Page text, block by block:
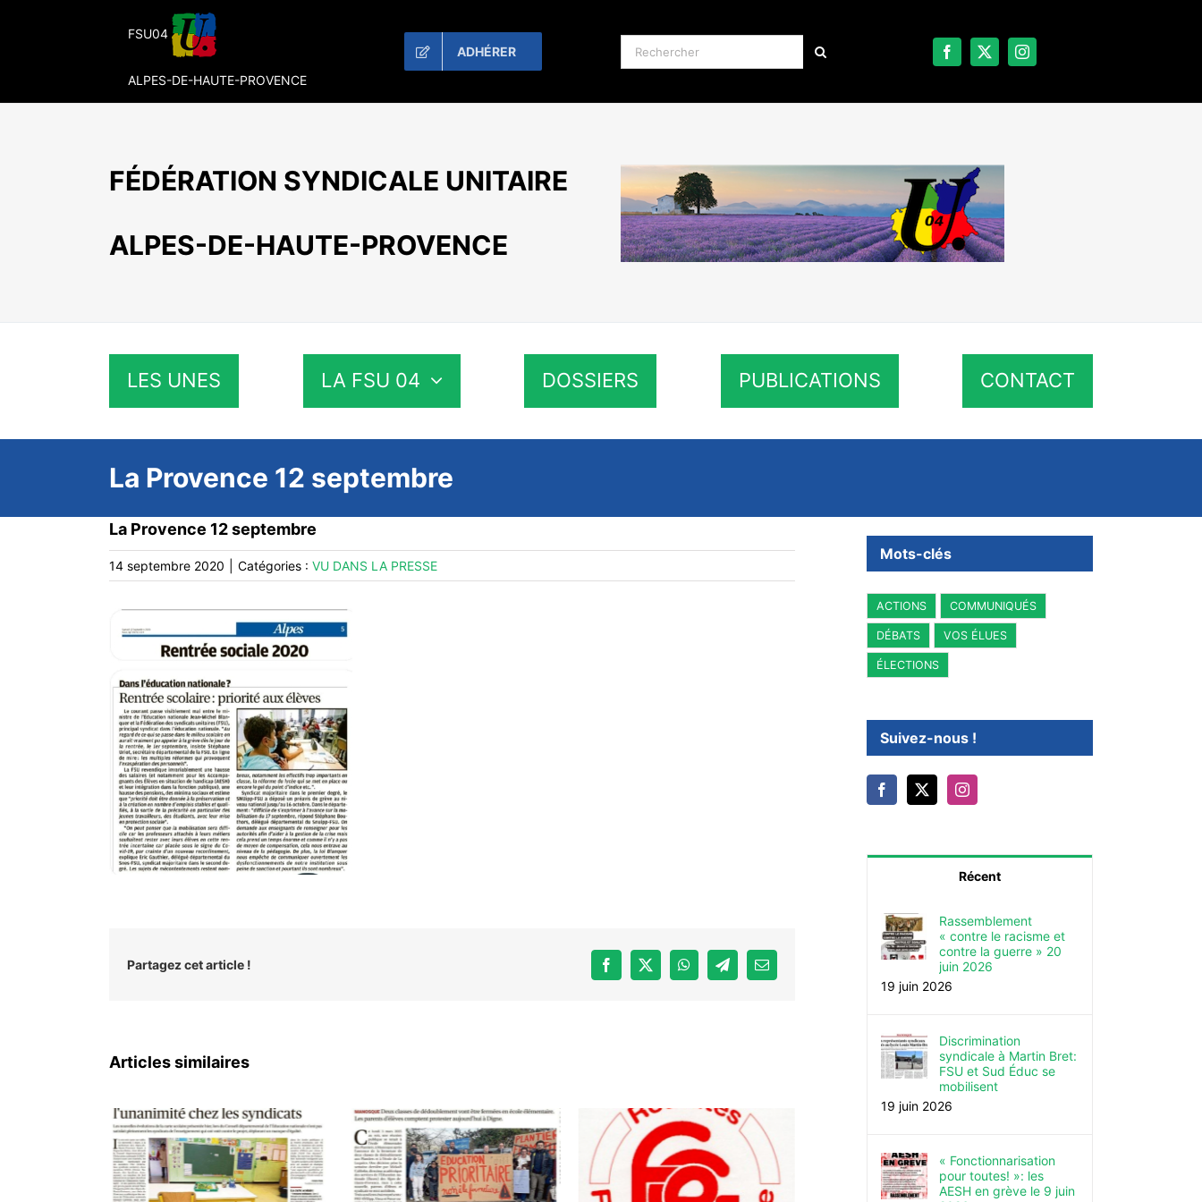
FSU04
ALPES-DE-HAUTE-PROVENCE
ADHÉRER Rechercher:
FÉDÉRATION SYNDICALE UNITAIRE
ALPES-DE-HAUTE-PROVENCE
LES UNES LA FSU 04 DOSSIERS PUBLICATIONS CONTACT
La Provence 12 septembre
La Provence 12 septembre
14 septembre 2020 Catégories : VU DANS LA PRESSE
Partagez cet article ! Facebook
X WhatsAppTelegramEmail
Articles similaires
Mots-clés
ACTIONS COMMUNIQUÉS
DÉBATS VOS ÉLUES
ÉLECTIONS
Suivez-nous !
Récent
Rassemblement
« contre le racisme et
contre la guerre » 20
juin 2026
19 juin 2026
Discrimination
syndicale à Martin Bret:
FSU et Sud Éduc se
mobilisent
19 juin 2026
« Fonctionnarisation
pour toutes! »: les
AESH en grève le 9 juin